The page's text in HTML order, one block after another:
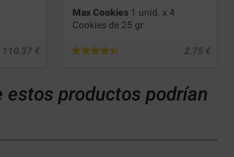
110.37
Max Cookies 1 unid. x 4
Cookies de 25 gr
2.75
estos productos podrían